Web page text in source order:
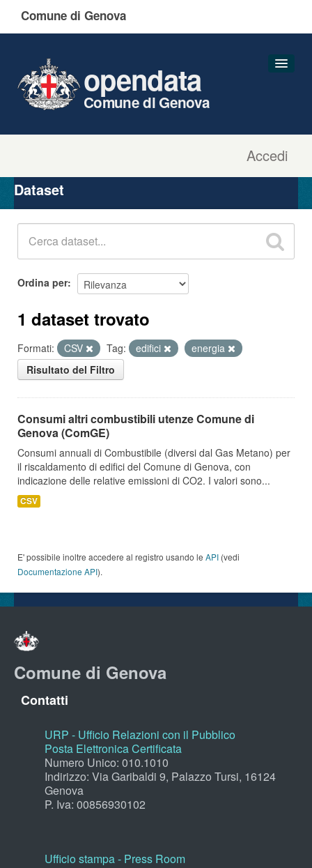
Comune di Genova
Accedi
opendata
Comune di Genova
Organizzazioni
Gruppi
Dataset
Ordina per
1 dataset trovato
Formati: CSV Tag: edifici
energia
Risultato del Filtro
Consumi altri combustibili utenze Comune di
Genova (ComGE)
Consumi annuali di Combustibile (diversi dal Gas Metano) per
il riscaldamento di edifici del Comune di Genova, con
indicazione delle relative emissioni di CO2. I valori sono...
CSV
E' possibile inoltre accedere al registro usando le API (vedi
Documentazione API).
Comune di Genova
Contatti
URP - Ufficio Relazioni con il Pubblico
Posta Elettronica Certificata
Numero Unico: 010.1010
Indirizzo: Via Garibaldi 9, Palazzo Tursi, 16124
Genova
P. Iva: 00856930102
Ufficio stampa - Press Room